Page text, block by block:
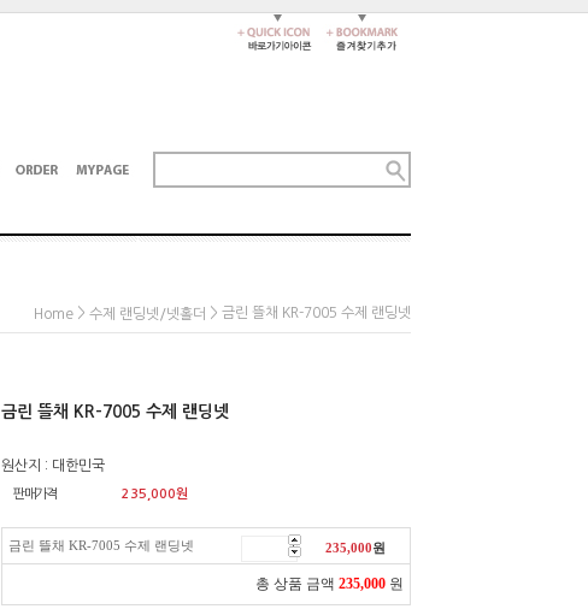
Home > 수제 랜딩넷/넷홀더 > 금린 뜰채 KR-7005 수제 랜딩넷
금린 뜰채 KR-7005 수제 랜딩넷
원산지 : 대한민국
판매가격 235,000원
금린 뜰채 KR-7005 수제 랜딩넷 235,000원
총 상품 금액 235,000 원